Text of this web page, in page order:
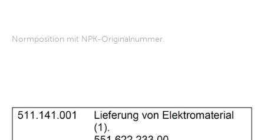
Normposition mit NPK-Originalnummer.